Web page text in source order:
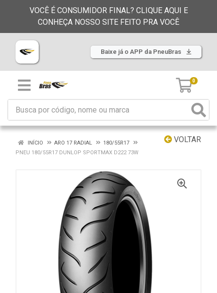
VOCÊ É CONSUMIDOR FINAL? CLIQUE AQUI E
CONHEÇA NOSSO SITE FEITO PRA VOCÊ
Baixe já o APP da PneuBras
0
VOLTAR
INÍCIO ARO 17 RADIAL
180/55R17
PNEU 180/55R17 DUNLOP SPORTMAX D222 73W